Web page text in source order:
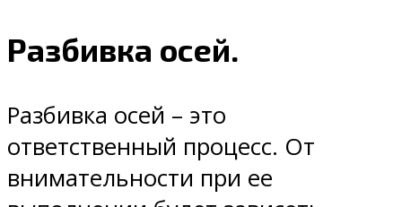
Разбивка осей.
Разбивка осей – это
ответственный процесс. От
внимательности при ее